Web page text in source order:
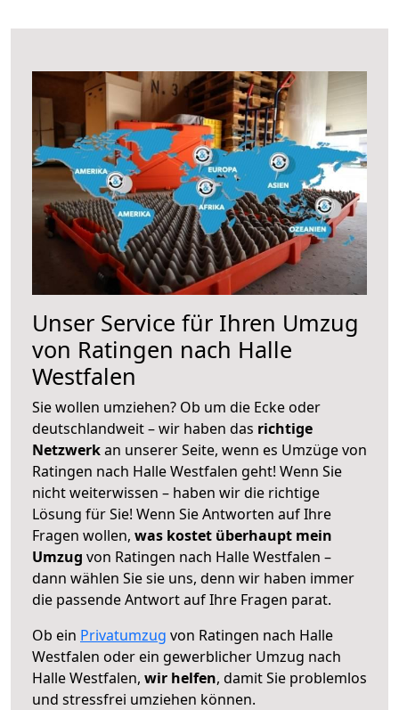
Unser Service für Ihren Umzug
von Ratingen nach Halle
Westfalen
Sie wollen umziehen? Ob um die Ecke oder
deutschlandweit – wir haben das richtige
Netzwerkan unserer Seite, wenn es Umzüge von
Ratingen nach Halle Westfalen geht! Wenn Sie
nicht weiterwissen – haben wir die richtige
Lösung für Sie! Wenn Sie Antworten auf Ihre
Fragen wollen, was kostet überhaupt mein
Umzug von Ratingen nach Halle Westfalen –
dann wählen Sie sie uns, denn wir haben immer
die passende Antwort auf Ihre Fragen parat.
Ob ein Privatumzug von Ratingen nach Halle
Westfalen oder ein gewerblicher Umzug nach
Halle Westfalen, wir helfen, damit Sie problemlos
und stressfrei umziehen können.